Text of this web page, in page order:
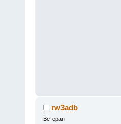
rw3adb
Ветеран